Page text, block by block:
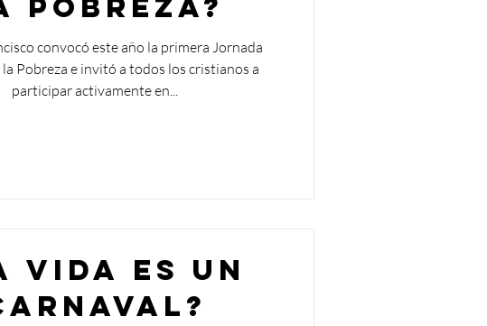
convocó este año la primera Jornada
Pobreza e invitó a todos los cristianos a
participar activamente en...
vida es un